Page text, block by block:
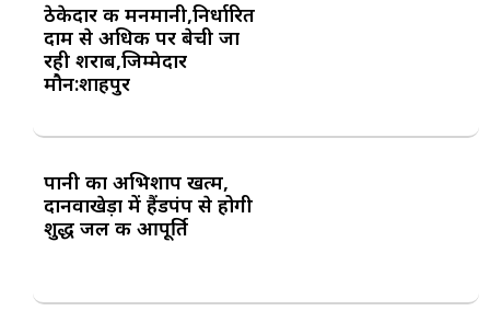
ठेकेदार की मनमानी,निर्धारित
दाम से अधिक पर बेची जा
रही शराब,जिम्मेदार
मौन:शाहपुर
पानी का अभिशाप खत्म,
दानवाखेड़ा में हैंडपंप से होगी
शुद्ध जल की आपूर्ति